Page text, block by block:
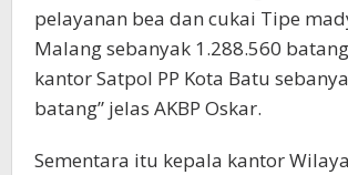
pelayanan bea dan cukai Tipe
Malang sebanyak 1.288.560
kantor Satpol PP Kota Batu
batang” jelas AKBP Oskar.
Sementara itu kepala kantor